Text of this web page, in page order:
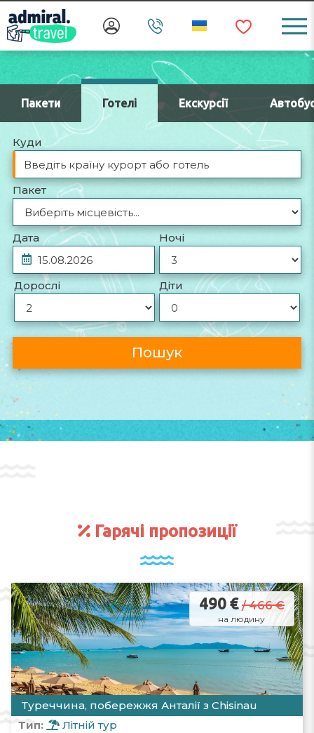
Пакети Готелі Екскурсії
Куди
Пакет
Дата Ночі
Дорослі Діти
Пошук
Гарячі пропозиції
490 € / 466 €
на людину
Туреччина, побережжя Анталії з Chisinau
Тип:
Літній тур